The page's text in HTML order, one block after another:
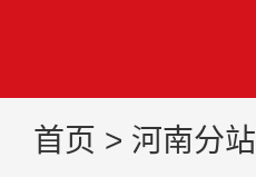
首页 > 河南分站